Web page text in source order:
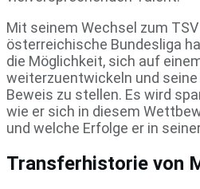
Mit seinem Wechsel zum
österreichische Bundesliga
die Möglichkeit, sich auf
weiterzuentwickeln und
Beweis zu stellen. Es wird
wie er sich in diesem
und welche Erfolge er in
Transferhistorie von